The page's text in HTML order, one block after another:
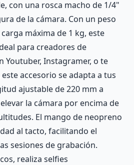
con una rosca macho de 1/4"
de la cámara. Con un peso
máxima de 1 kg, este
para creadores de
Youtuber, Instagramer, o te
accesorio se adapta a tus
ajustable de 220 mm a
la cámara por encima de
El mango de neopreno
al tacto, facilitando el
sesiones de grabación.
realiza selfies